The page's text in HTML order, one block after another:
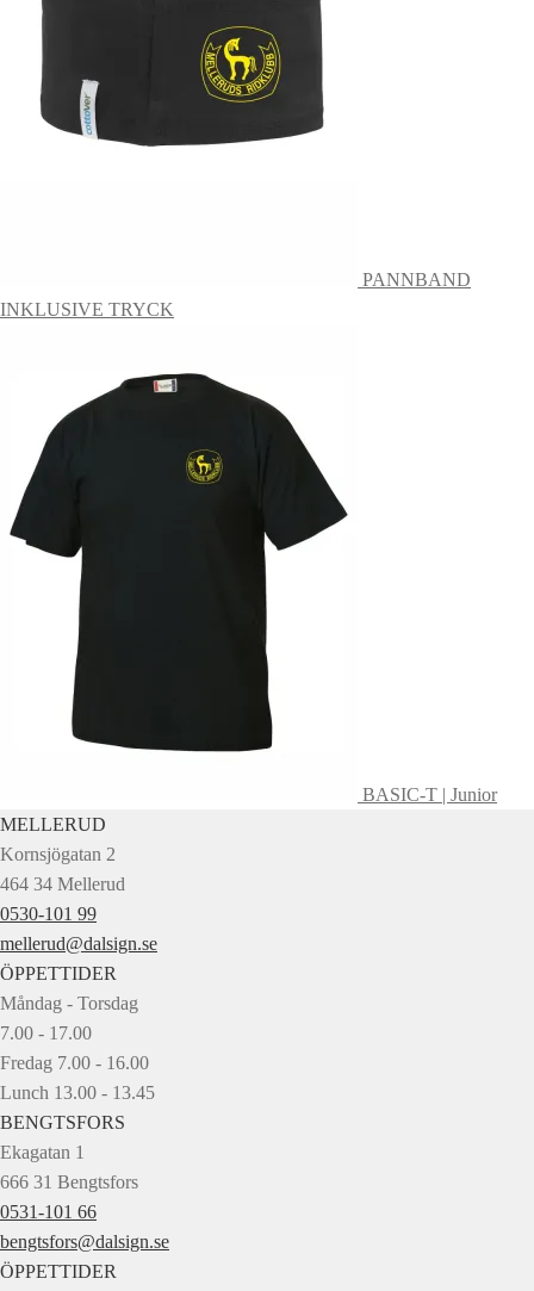
alternativen
produktsidan
PANNBAND
INKLUSIVE TRYCK
BASIC-T | Junior
MELLERUD
Kornsjögatan 2
464 34 Mellerud
0530-101 99
mellerud@dalsign.se
ÖPPETTIDER
Måndag - Torsdag
7.00 - 17.00
Fredag 7.00 - 16.00
Lunch 13.00 - 13.45
BENGTSFORS
Ekagatan 1
666 31 Bengtsfors
0531-101 66
bengtsfors@dalsign.se
ÖPPETTIDER